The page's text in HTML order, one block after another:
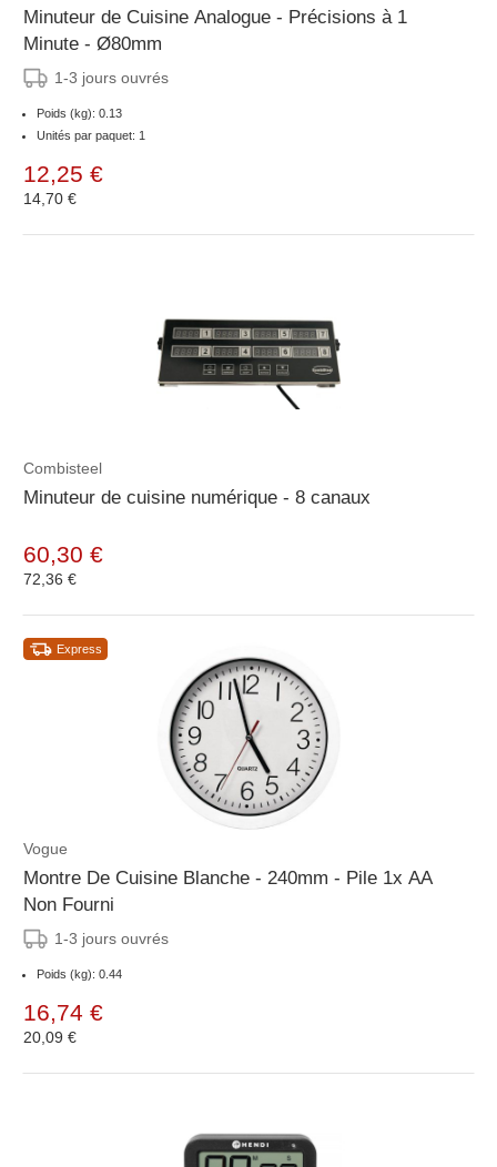
Minuteur de Cuisine Analogue - Précisions à 1
Minute - Ø80mm
1-3 jours ouvrés
Poids (kg): 0.13
Unités par paquet: 1
12,25 €
14,70 €
Combisteel
Minuteur de cuisine numérique - 8 canaux
60,30 €
72,36 €
Express
Vogue
Montre De Cuisine Blanche - 240mm - Pile 1x AA
Non Fourni
1-3 jours ouvrés
Poids (kg): 0.44
16,74 €
20,09 €